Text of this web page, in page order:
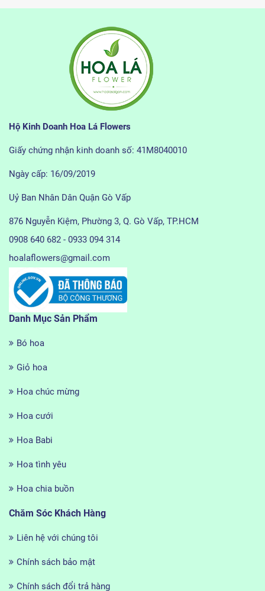
Hộ Kinh Doanh Hoa Lá Flowers
Giấy chứng nhận kinh doanh số: 41M8040010
Ngày cấp: 16/09/2019
Uỷ Ban Nhân Dân Quận Gò Vấp
876 Nguyễn Kiệm, Phường 3, Q. Gò Vấp, TP.HCM
0908 640 682 - 0933 094 314
hoalaflowers@gmail.com
Danh Mục Sản Phẩm
Bó hoa
Giỏ hoa
Hoa chúc mừng
Hoa cưới
Hoa Babi
Hoa tình yêu
Hoa chia buồn
Chăm Sóc Khách Hàng
Liên hệ với chúng tôi
Chính sách bảo mật
Chính sách đổi trả hàng